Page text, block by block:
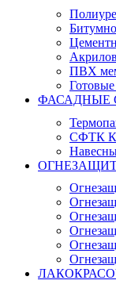
ПВХ
ФАСАДНЫЕ
СФТК